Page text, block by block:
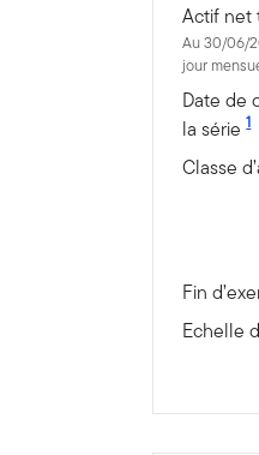
Actif net
Au 30/06/2026
jour
Date de
la série 1
Classe
Fin
Echelle